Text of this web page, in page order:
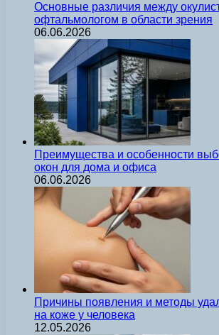
Основные различия между
офтальмологом в области зрения
06.06.2026
Преимущества и особенности
окон для дома и офиса
06.06.2026
Причины появления и методы
на коже у человека
12.05.2026